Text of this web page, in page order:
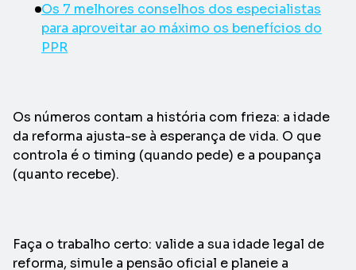
Os 7 melhores conselhos dos especialistas
para aproveitar ao máximo os benefícios do
PPR
Os números contam a história com frieza: a idade
da reforma ajusta-se à esperança de vida. O que
controla é o timing (quando pede) e a poupança
(quanto recebe).
Faça o trabalho certo: valide a sua idade legal de
reforma, simule a pensão oficial e planeie a